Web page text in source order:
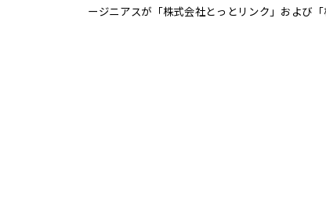
ージニアスが「株式会社とっとリンク」および